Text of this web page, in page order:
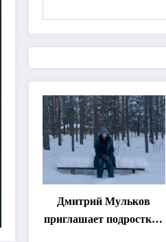
Дмитрий Мульков
приглашает подростков